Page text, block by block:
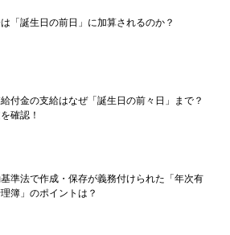
「誕生日の前日」に加算されるのか？
付金の支給はなぜ「誕生日の前々日」まで？
確認！
準法で作成・保存が義務付けられた「年次有
簿」のポイントは？